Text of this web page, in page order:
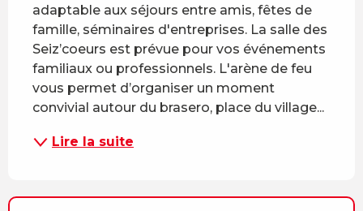
adaptable aux séjours entre amis, fêtes de
famille, séminaires d'entreprises. La salle des
Seiz’coeurs est prévue pour vos événements
familiaux ou professionnels. L'arène de feu
vous permet d’organiser un moment
convivial autour du brasero, place du village...
Lire la suite